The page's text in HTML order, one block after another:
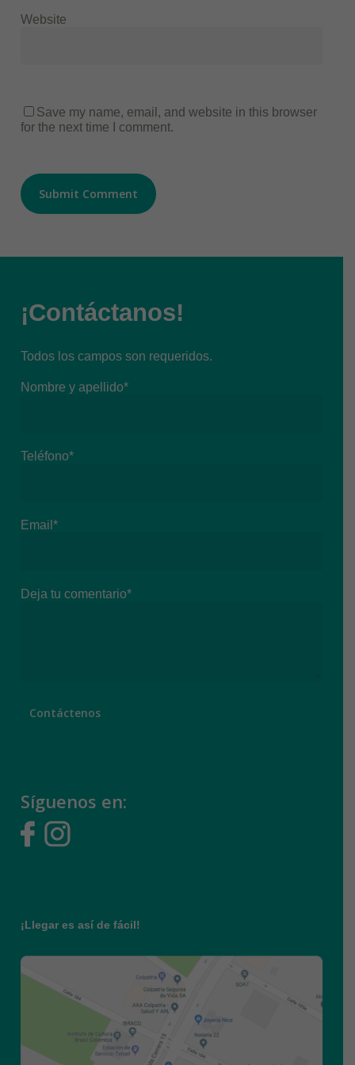
Website
Save my name, email, and website in this browser
for the next time I comment.
¡Contáctanos!
Todos los campos son requeridos.
Nombre y apellido*
Teléfono*
Email*
Deja tu comentario*
Síguenos en:
¡Llegar es así de fácil!